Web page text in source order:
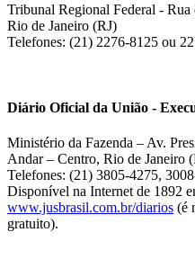
Tribunal Regional Federal -
Rio de Janeiro (RJ)
Telefones: (21) 2276-8125 ou
Diário Oficial da União -
Ministério da Fazenda – Av.
Andar – Centro, Rio de Janeiro
Telefones: (21) 3805-4275,
Disponível na Internet de 1892
www.jusbrasil.com.br/diarios (é
gratuito).